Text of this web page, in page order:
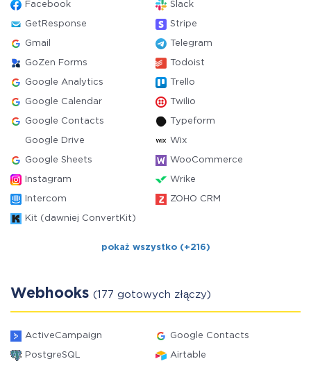
Facebook Slack
GetResponse Stripe
Gmail Telegram
GoZen Forms Todoist
Google Analytics Trello
Google Calendar Twilio
Google Contacts Typeform
Google Drive Wix
Google Sheets WooCommerce
Instagram Wrike
Intercom ZOHO CRM
Kit (dawniej ConvertKit)
pokaż wszystko (+216)
Webhooks (177 gotowych złączy)
ActiveCampaign Google Contacts
PostgreSQL Airtable